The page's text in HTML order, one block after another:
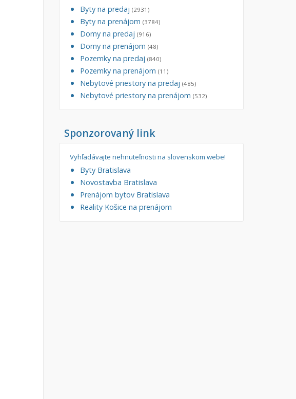
Nebytové priestory
Administratívne, obchodné
Garáž, garážové státie
Filtre
Súkromná inzercia
Ponuka RK
Novostavba
Byty na predaj (2931)
Byty na prenájom (3784)
Domy na predaj (916)
Domy na prenájom (48)
Pozemky na predaj (840)
Pozemky na prenájom (11)
Nebytové priestory na predaj (485)
Nebytové priestory na prenájom (532)
Sponzorovaný link
Vyhľadávajte nehnuteľnosti na slovenskom webe!
Byty Bratislava
Novostavba Bratislava
Prenájom bytov Bratislava
Reality Košice na prenájom